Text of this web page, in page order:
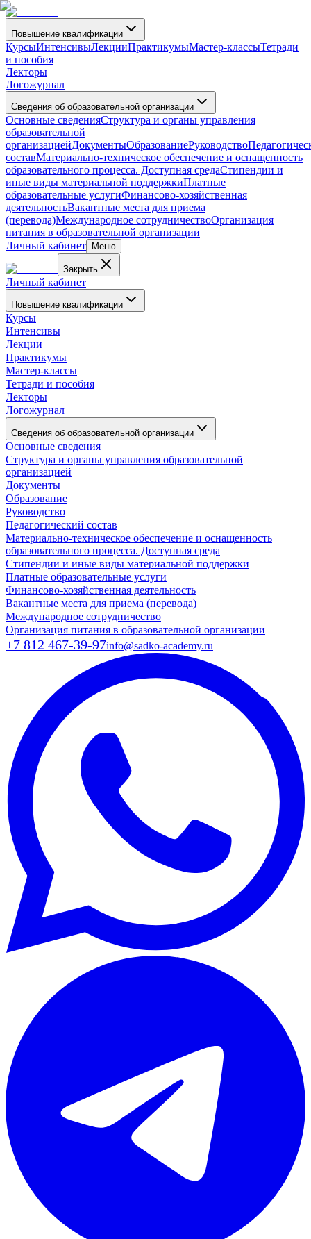
Повышение квалификации
КурсыИнтенсивыЛекцииПрактикумыМастер-классыТетради
и пособия
Лекторы
Логожурнал
Сведения об образовательной организации
Основные сведенияСтруктура и органы управления
образовательной
организациейДокументыОбразованиеРуководство
составМатериально-техническое обеспечение и оснащенность
образовательного процесса. Доступная средаСтипендии и
иные виды материальной поддержкиПлатные
образовательные услугиФинансово-хозяйственная
деятельностьВакантные места для приема
(перевода)Международное сотрудничествоОрганизация
питания в образовательной организации
Личный кабинет
Меню
Закрыть
Личный кабинет
Повышение квалификации
Курсы
Интенсивы
Лекции
Практикумы
Мастер-классы
Тетради и пособия
Лекторы
Логожурнал
Сведения об образовательной организации
Основные сведения
Структура и органы управления образовательной
организацией
Документы
Образование
Руководство
Педагогический состав
Материально-техническое обеспечение и оснащенность
образовательного процесса. Доступная среда
Стипендии и иные виды материальной поддержки
Платные образовательные услуги
Финансово-хозяйственная деятельность
Вакантные места для приема (перевода)
Международное сотрудничество
Организация питания в образовательной организации
+7 812 467-39-97info@sadko-academy.ru